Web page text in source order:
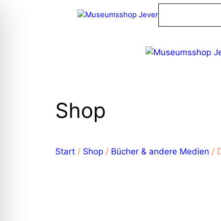
Shop
Start / Shop / Bücher & andere Medien /